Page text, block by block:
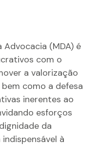
(MDA) é
com o
a valorização
como a defesa
inerentes ao
esforços
da
à